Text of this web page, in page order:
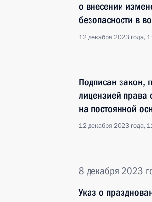
о внесении
безопасности в
12 декабря 2023 года,
Подписан закон,
лицензией права
на постоянной
12 декабря 2023 года,
8 декабря 2023
Указ о